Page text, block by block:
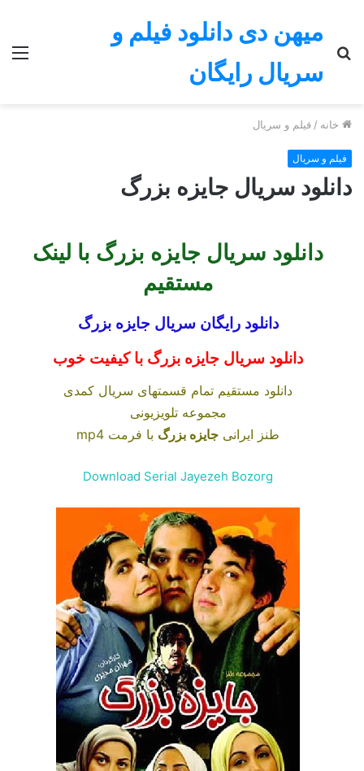
میهن دی دانلود فیلم و
سریال رایگان
جستجو
برای
خانه / فیلم و سریال
فیلم و سریال
دانلود سریال جایزه بزرگ
دانلود سریال جایزه بزرگ با لینک
مستقیم
دانلود رایگان سریال جایزه بزرگ
دانلود سریال جایزه بزرگ با کیفیت خوب
دانلود مستقیم تمام قسمتهای سریال کمدی
مجموعه تلویزیونی
طنز ایرانی جایزه بزرگ با فرمت mp4
Download Serial Jayezeh Bozorg